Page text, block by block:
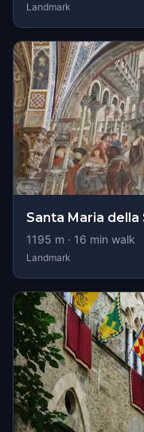
Landmark
Santa Maria della
1195 m · 16 min walk
Landmark